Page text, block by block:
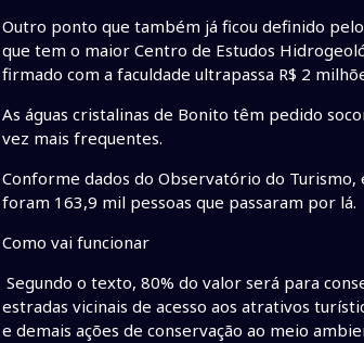
Outro ponto que também já ficou definido
que tem o maior Centro de Estudos
firmado com a faculdade ultrapassa R$ 2
As águas cristalinas de Bonito têm pedido
vez mais frequentes.
Conforme dados do Observatório do
foram 163,9 mil pessoas que passaram por lá.
Como vai funcionar
Segundo o texto, 80% do valor será para
estradas vicinais de acesso aos atrativos
e demais ações de conservação ao meio